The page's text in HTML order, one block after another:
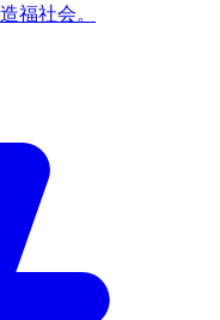
福社会。